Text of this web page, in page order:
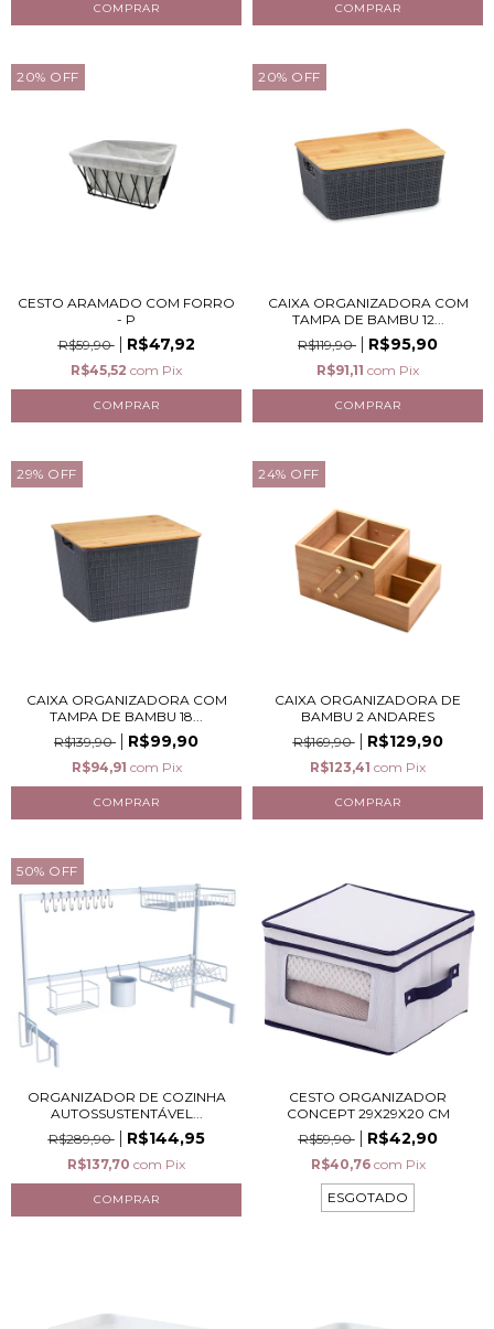
20% OFF
CESTO ARAMADO COM FORRO
- P
R$59,90
R$47,92
R$45,52 com Pix
20% OFF
CAIXA ORGANIZADORA COM
TAMPA DE BAMBU 12...
R$119,90
R$95,90
R$91,11 com Pix
29% OFF
CAIXA ORGANIZADORA COM
TAMPA DE BAMBU 18...
R$139,90
R$99,90
R$94,91 com Pix
24% OFF
CAIXA ORGANIZADORA DE
BAMBU 2 ANDARES
R$169,90
R$129,90
R$123,41 com Pix
50% OFF
ORGANIZADOR DE COZINHA
AUTOSSUSTENTÁVEL...
R$289,90
R$144,95
R$137,70 com Pix
CESTO ORGANIZADOR
CONCEPT 29X29X20 CM
R$59,90
R$42,90
R$40,76 com Pix
ESGOTADO